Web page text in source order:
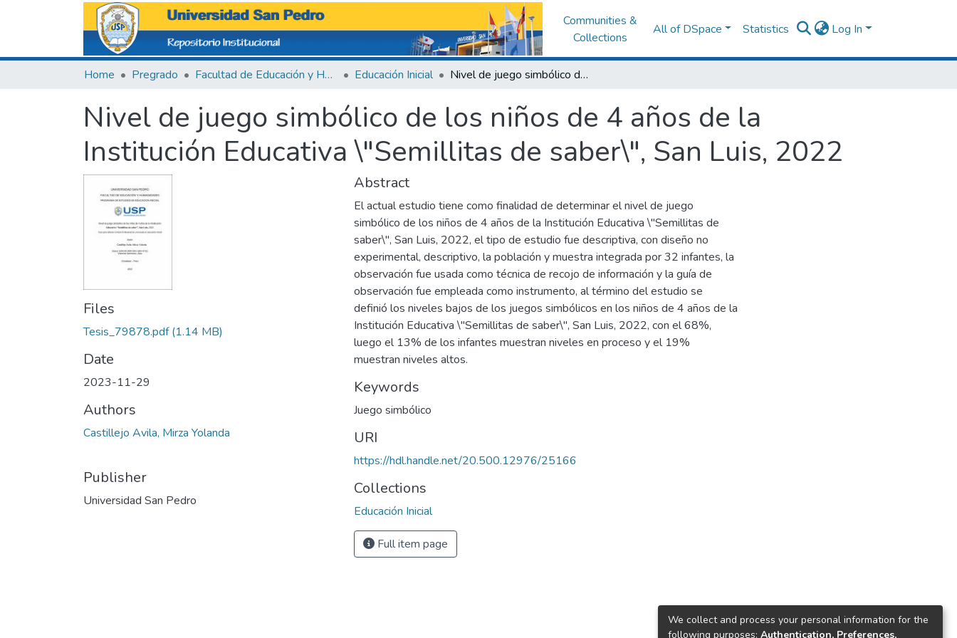
Communities &
Collections
All of DSpace Statistics Log In
Home Pregrado Facultad de Educación y Humanidades Educación Inicial Nivel de juego simbólico de los niños de 4 años de la Institución Educativa \"Semillitas de saber\", San Luis, 2022
Nivel de juego simbólico de los niños de 4 años de la
Institución Educativa \"Semillitas de saber\", San Luis, 2022
Files
Tesis_79878.pdf(1.14 MB)
Date
2023-11-29
Authors
Castillejo Avila, Mirza Yolanda
Publisher
Universidad San Pedro
Abstract
El actual estudio tiene como finalidad de determinar el nivel de juego
simbólico de los niños de 4 años de la Institución Educativa \"Semillitas de
saber\", San Luis, 2022, el tipo de estudio fue descriptiva, con diseño no
experimental, descriptivo, la población y muestra integrada por 32 infantes, la
observación fue usada como técnica de recojo de información y la guía de
observación fue empleada como instrumento, al término del estudio se
definió los niveles bajos de los juegos simbólicos en los niños de 4 años de la
Institución Educativa \"Semillitas de saber\", San Luis, 2022, con el 68%,
luego el 13% de los infantes muestran niveles en proceso y el 19%
muestran niveles altos.
Keywords
Juego simbólico
URI
https://hdl.handle.net/20.500.12976/25166
Collections
Educación Inicial
Full item page
We collect and process your personal information for the
following purposes: Authentication, Preferences,